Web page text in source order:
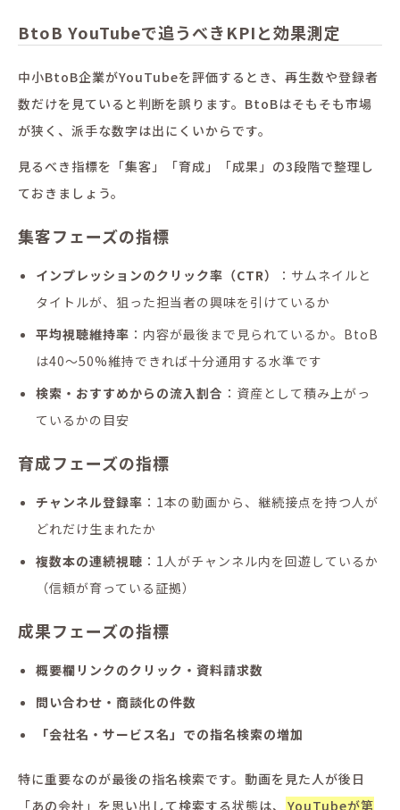
BtoB YouTubeで追うべきKPIと効果測定
中小BtoB企業がYouTubeを評価するとき、再生数や登録者
数だけを見ていると判断を誤ります。BtoBはそもそも市場
が狭く、派手な数字は出にくいからです。
見るべき指標を「集客」「育成」「成果」の3段階で整理し
ておきましょう。
集客フェーズの指標
インプレッションのクリック率（CTR）
：サムネイルと
タイトルが、狙った担当者の興味を引けているか
平均視聴維持率 ：内容が最後まで見られているか。BtoB
は40〜50%維持できれば十分通用する水準です
検索・おすすめからの流入割合 ：資産として積み上がっ
ているかの目安
育成フェーズの指標
チャンネル登録率 ：1本の動画から、継続接点を持つ人が
どれだけ生まれたか
複数本の連続視聴 ：1人がチャンネル内を回遊しているか
（信頼が育っている証拠）
成果フェーズの指標
概要欄リンクのクリック・資料請求数
問い合わせ・商談化の件数
「会社名・サービス名」での指名検索の増加
特に重要なのが最後の指名検索です。動画を見た人が後日
「あの会社」を思い出して検索する状態は、 YouTubeが第